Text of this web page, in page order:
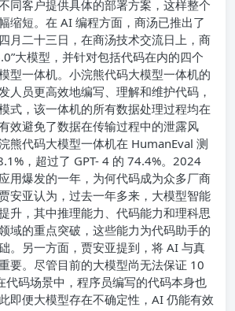
同客户提供具体的部署方案，这样整个
缩短。 在 AI 编程方面，商汤已推出了
月二十三日，在商汤技术交流日上，商
大模型，并针对包括代码在内的四个
型一体机。小浣熊代码大模型一体机的
人员更高效地编写、理解和维护代码，
式，该一体机的所有数据处理过程均在
效避免了数据在传输过程中的泄露风
熊代码大模型一体机在 HumanEval 测
，超过了 GPT- 4 的 74.4%。 2024
用爆发的一年，为何代码成为众多厂商
安亚认为，过去一年多来，大模型智能
升，其中推理能力、代码能力和理科思
域的重点突破，这些能力为代码助手的
。 另一方面，贾安亚提到，将 AI 与真
要。尽管目前的大模型尚无法保证 10
代码场景中，程序员编写的代码本身也
即便大模型存在不确定性，AI 仍能有效